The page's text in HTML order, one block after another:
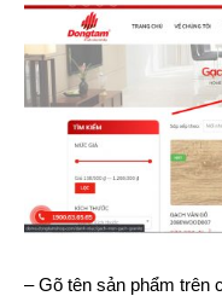
– Gõ tên sản phẩm trên